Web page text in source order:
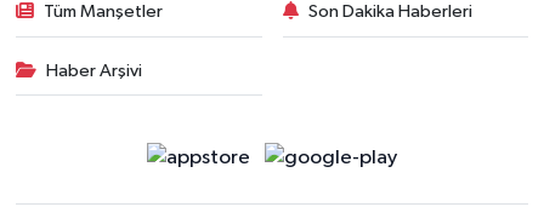
Tüm Manşetler Son Dakika Haberleri
Haber Arşivi